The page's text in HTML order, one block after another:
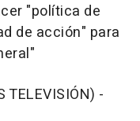
"política de
de acción" para
TELEVISIÓN) -